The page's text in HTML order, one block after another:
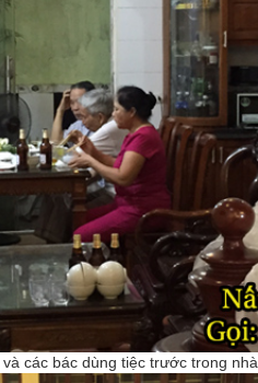
các bác dùng tiệc trước trong nhà